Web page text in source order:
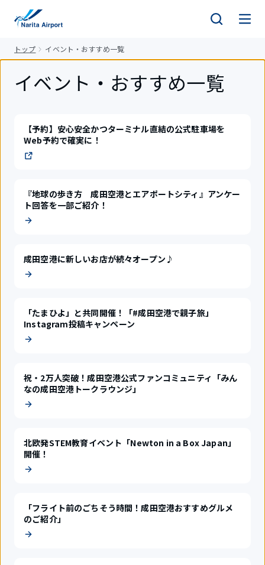
トップ イベント・おすすめ一覧
イベント・おすすめ一覧
【予約】安心安全かつターミナル直結の公式駐車場を
Web予約で確実に！
『地球の歩き方 成田空港とエアポートシティ』アンケー
ト回答を一部ご紹介！
成田空港に新しいお店が続々オープン♪
「たまひよ」と共同開催！「#成田空港で親子旅」
Instagram投稿キャンペーン
祝・2万人突破！成田空港公式ファンコミュニティ「みん
なの成田空港トークラウンジ」
北欧発STEM教育イベント「Newton in a Box Japan」
開催！
「フライト前のごちそう時間！成田空港おすすめグルメ
のご紹介」